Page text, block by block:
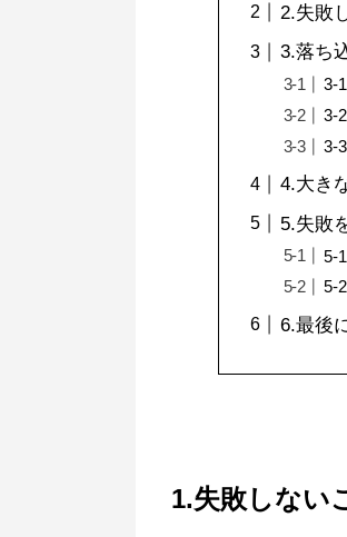
2.失敗
3.落ち
3-
3-
3-
4.大き
5.失敗
5-
5-
6.最後
1.失敗しない